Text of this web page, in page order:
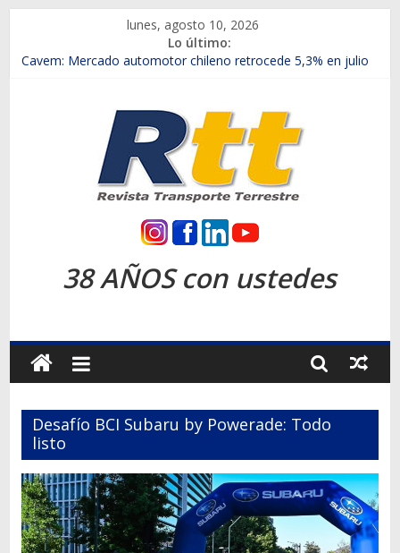
contenido
lunes, agosto 10, 2026
Lo último:
Chile es el primer mercado internacional en lanzar la nueva
Salfa suma vehículos electrificados de Chevrolet en el Biobío
Samex amplía su red con nuevas sucursales en Rancagua y
SINOTRUK Pick-ups presentó la recién estrenada Bolden en
la Expo Compras Públicas 2026
Revista
Transporte
Terrestre
Autos,
camiones,
motos,
información
del
mundo
del
38 AÑOS con ustedes
Desafío BCI Subaru by Powerade: Todo
listo